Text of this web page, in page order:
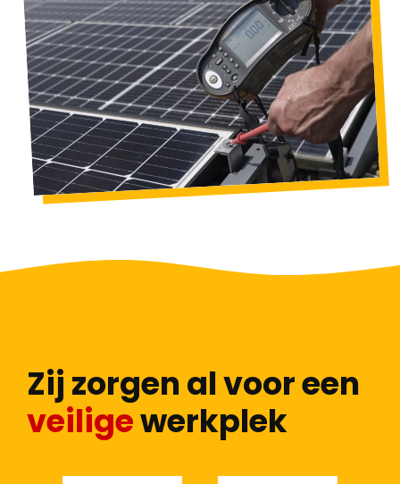
Zij zorgen al voor een
veiligewerkplek